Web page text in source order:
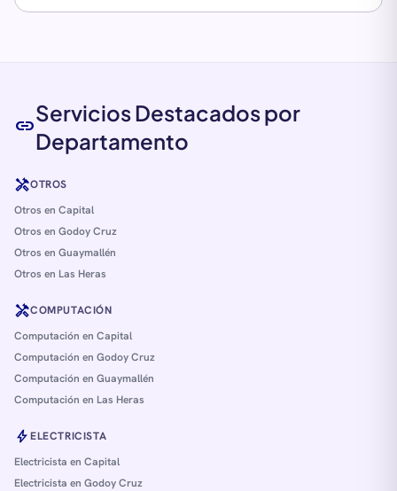
link
Servicios Destacados por
Departamento
handymanOTROS
Otros en Capital
Otros en Godoy Cruz
Otros en Guaymallén
Otros en Las Heras
handymanCOMPUTACIÓN
Computación en Capital
Computación en Godoy Cruz
Computación en Guaymallén
Computación en Las Heras
boltELECTRICISTA
Electricista en Capital
Electricista en Godoy Cruz